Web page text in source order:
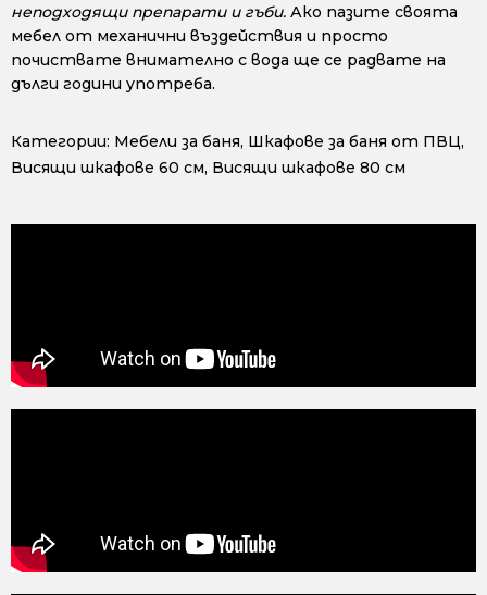
неподходящи препарати и гъби. Ако пазите своята
мебел от механични въздействия и просто
почиствате внимателно с вода ще се радвате на
дълги години употреба.
Категории: Мебели за баня, Шкафове за баня от ПВЦ,
Висящи шкафове 60 см, Висящи шкафове 80 см